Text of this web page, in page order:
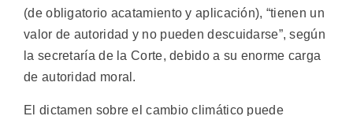
(de obligatorio acatamiento y aplicación), “tienen un
valor de autoridad y no pueden descuidarse”, según
la secretaría de la Corte, debido a su enorme carga
de autoridad moral.
El dictamen sobre el cambio climático puede